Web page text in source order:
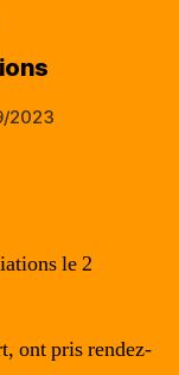
2023
le 2
ont pris rendez-